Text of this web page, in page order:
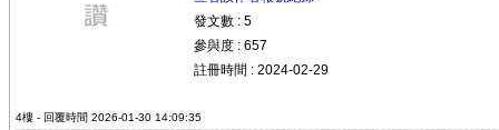
發文數 : 5
參與度 : 657
註冊時間 : 2024-02-29
4樓 - 回覆時間 2026-01-30 14:09:35